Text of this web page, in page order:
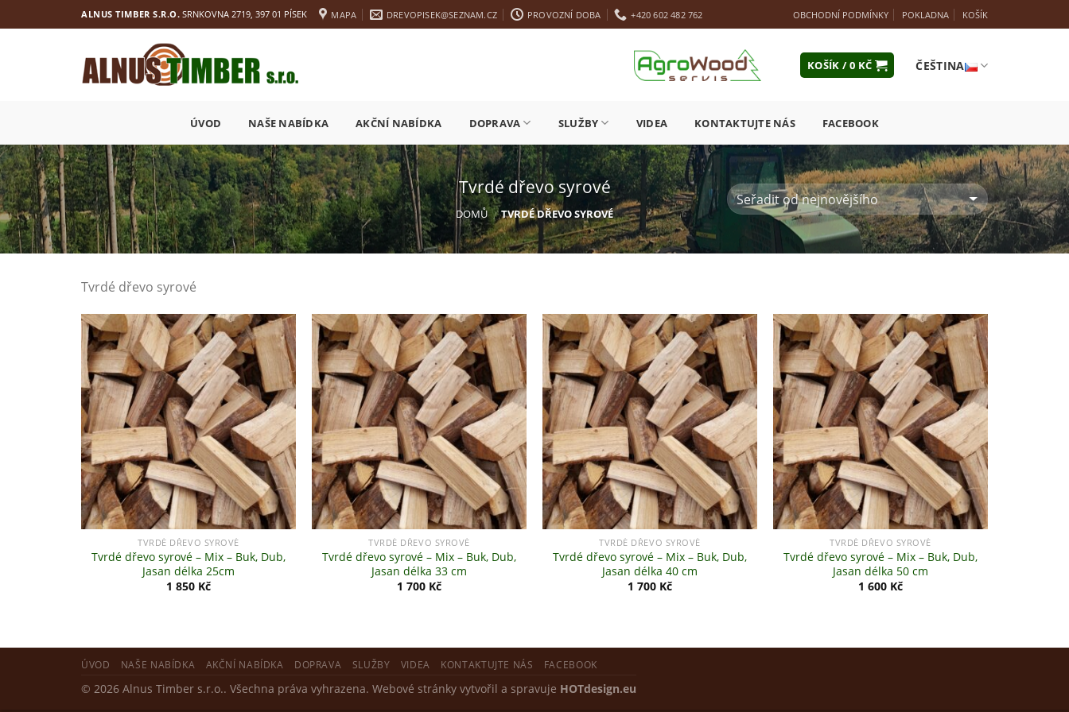
na
ALNUS TIMBER S.R.O. SRNKOVNA 2719, 397 01 PÍSEK MAPA DREVOPISEK@SEZNAM.CZ PROVOZNÍ DOBA +420 602 482 762 OBCHODNÍ PODMÍNKY POKLADNA KOŠÍK
KOŠÍK /0 KČ ČEŠTINA
ÚVOD NAŠE NABÍDKA AKČNÍ NABÍDKA DOPRAVA SLUŽBY VIDEA KONTAKTUJTE NÁS FACEBOOK
Tvrdé dřevo syrové
DOMŮ / TVRDÉ DŘEVO SYROVÉ
Tvrdé dřevo syrové
+
TVRDÉ DŘEVO SYROVÉ
Tvrdé dřevo syrové – Mix – Buk, Dub,
Jasan délka 25cm
1 850 Kč
+
TVRDÉ DŘEVO SYROVÉ
Tvrdé dřevo syrové – Mix – Buk, Dub,
Jasan délka 33 cm
1 700 Kč
+
TVRDÉ DŘEVO SYROVÉ
Tvrdé dřevo syrové – Mix – Buk, Dub,
Jasan délka 40 cm
1 700 Kč
+
TVRDÉ DŘEVO SYROVÉ
Tvrdé dřevo syrové – Mix – Buk, Dub,
Jasan délka 50 cm
1 600 Kč
ÚVOD NAŠE NABÍDKA AKČNÍ NABÍDKA DOPRAVA SLUŽBY VIDEA KONTAKTUJTE NÁS FACEBOOK
© 2026 Alnus Timber s.r.o.. Všechna práva vyhrazena. Webové stránky vytvořil a spravuje HOTdesign.eu